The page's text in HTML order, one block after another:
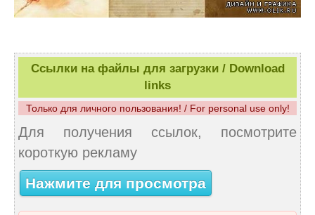
Ссылки на файлы для загрузки / Download
links
Только для личного пользования! / For personal use only!
Для получения ссылок, посмотрите
короткую рекламу
Нажмите для просмотра